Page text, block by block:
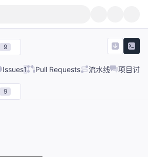
9
Issues1 Pull Requests 流水线 项目讨论
9